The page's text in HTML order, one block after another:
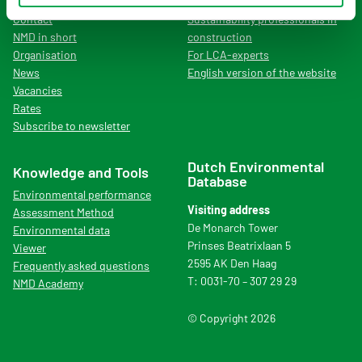
Contact
NMD in short
Organisation
News
Vacancies
Rates
Subscribe to newsletter
Sustainability professionals in
construction
For LCA-experts
English version of the website
Knowledge and Tools
Environmental performance
Assessment Method
Environmental data
Viewer
Frequently asked questions
NMD Academy
Dutch Environmental
Database
Visiting address
De Monarch Tower
Prinses Beatrixlaan 5
2595 AK Den Haag
T: 0031-70 – 307 29 29
© Copyright 2026